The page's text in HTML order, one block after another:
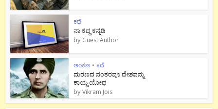
ಕಥೆ
ನಾ ಕದ್ದ ಕನ್ನಡಿ
by Guest Author
ಅಂಕಣ • ಕಥೆ
ಮರಣದ ನಂತರವೂ ದೇಶವನ್ನು
ಕಾಯ್ದ ಯೋಧ
byVikram Jois